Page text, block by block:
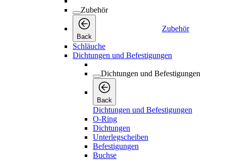
O-Ring
Dichtungen
Befestigungen
Buchse
Verbindungsstück & Nippel &
Reduzierer & Winkel & Muffe
Klemme & Stütze & Halterung &
Stütze & Schloss & Bügel
Abstandshalter und Ring
Flansche
Vibrationsdämpfer und Puffer
Optimierung